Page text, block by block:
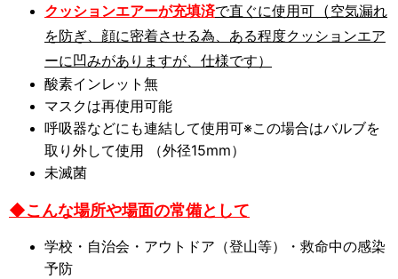
クッションエアーが充填済で直ぐに使用可 （ 空気漏れ
を防ぎ、顔に密着させる為、ある程度クッションエア
ーに凹みがありますが、仕様です）
酸素インレット無
マスクは再使用可能
呼吸器などにも連結して使用可※この場合はバルブを
取り外して使用 （外径15mm）
未滅菌
◆こんな場所や場面の常備として
学校・自治会・アウトドア（登山等）・救命中の感染
予防